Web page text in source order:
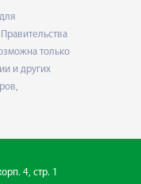
только
и других
4, стр. 1